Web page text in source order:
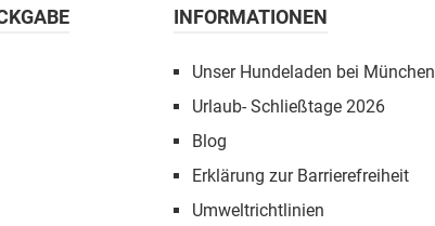
INFORMATIONEN
Unser Hundeladen bei München
Urlaub- Schließtage 2026
Blog
Erklärung zur Barrierefreiheit
Umweltrichtlinien